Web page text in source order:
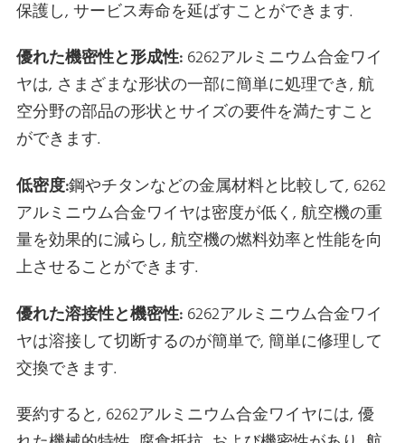
保護し, サービス寿命を延ばすことができます.
優れた機密性と形成性:6262アルミニウム合金ワイ
ヤは, さまざまな形状の一部に簡単に処理でき, 航
空分野の部品の形状とサイズの要件を満たすこと
ができます.
低密度:鋼やチタンなどの金属材料と比較して, 6262
アルミニウム合金ワイヤは密度が低く, 航空機の重
量を効果的に減らし, 航空機の燃料効率と性能を向
上させることができます.
優れた溶接性と機密性:6262アルミニウム合金ワイ
ヤは溶接して切断するのが簡単で, 簡単に修理して
交換できます.
要約すると, 6262アルミニウム合金ワイヤには, 優